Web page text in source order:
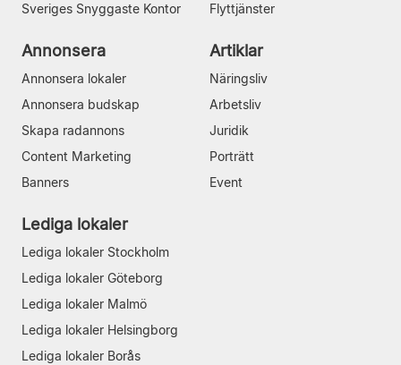
Sveriges Snyggaste Kontor
Flyttjänster
Annonsera
Annonsera lokaler
Annonsera budskap
Skapa radannons
Content Marketing
Banners
Artiklar
Näringsliv
Arbetsliv
Juridik
Porträtt
Event
Lediga lokaler
Lediga lokaler Stockholm
Lediga lokaler Göteborg
Lediga lokaler Malmö
Lediga lokaler Helsingborg
Lediga lokaler Borås